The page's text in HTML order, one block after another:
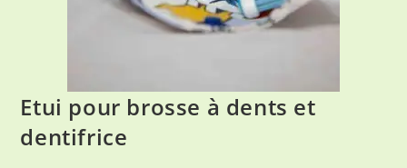
Etui pour brosse à dents et
dentifrice